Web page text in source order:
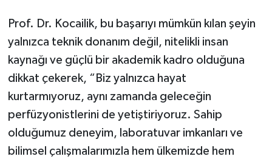
Prof. Dr. Kocailik, bu başarıyı mümkün kılan şeyin
yalnızca teknik donanım değil, nitelikli insan
kaynağı ve güçlü bir akademik kadro olduğuna
dikkat çekerek, “Biz yalnızca hayat
kurtarmıyoruz, aynı zamanda geleceğin
perfüzyonistlerini de yetiştiriyoruz. Sahip
olduğumuz deneyim, laboratuvar imkanları ve
bilimsel çalışmalarımızla hem ülkemizde hem